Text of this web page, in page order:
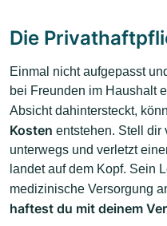
Die
Einmal nicht aufgepasst
bei Freunden im Haushalt
Absicht dahintersteckt,
Kosten entstehen. Stell dir
unterwegs und verletzt
landet auf dem Kopf. Sein
medizinische Versorgung
haftest du mit deinem